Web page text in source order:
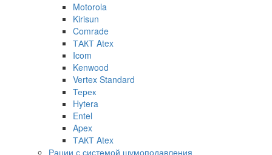
Motorola
Kirisun
Comrade
ТАКТ Atex
Icom
Kenwood
Vertex Standard
Терек
Hytera
Entel
Apex
ТАКТ Atex
Рации с системой шумоподавления